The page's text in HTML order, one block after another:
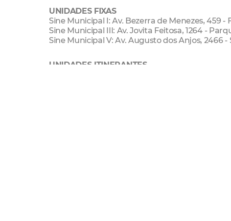
UNIDADES FIXAS
Sine Municipal I: Av. Bezerra de Menezes, 459 -
Sine Municipal III: Av. Jovita Feitosa, 1264 -
Sine Municipal V: Av. Augusto dos Anjos, 2466 -
UNIDADES ITINERANTES